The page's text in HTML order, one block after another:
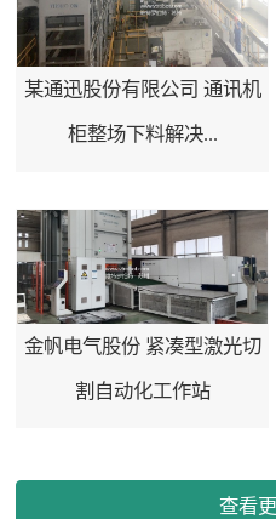
某通迅股份有限公司 通讯机
柜整场下料解决...
金帆电气股份 紧凑型激光切
割自动化工作站
查看